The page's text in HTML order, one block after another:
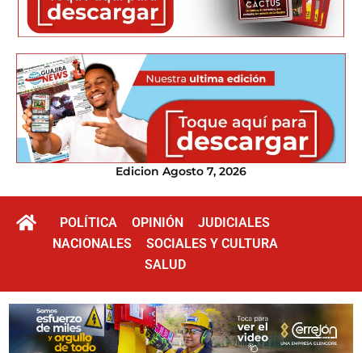
Edicion Agosto 7, 2026
POLÍTICA OPINIÓN
JUDICIALES
NACIONALES
SOCIALES Y CULTURA
SALUD